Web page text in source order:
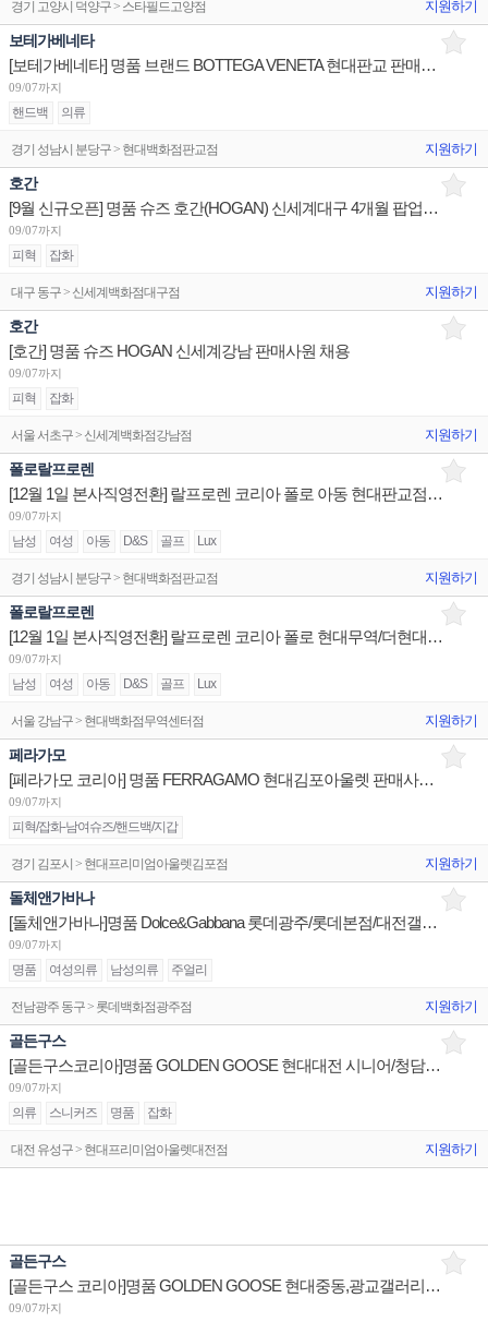
경기 고양시 덕양구 > 스타필드고양점 지원하기
보테가베네타
[보테가베네타] 명품 브랜드 BOTTEGA VENETA 현대판교 판매사원/대구 점장/부산 점장,부점장 채용
09/07까지
핸드백 의류
경기 성남시 분당구 > 현대백화점판교점 지원하기
호간
[9월 신규오픈] 명품 슈즈 호간(HOGAN) 신세계대구 4개월 팝업매장 계약직 판매사원 채용
09/07까지
피혁 잡화
대구 동구 > 신세계백화점대구점 지원하기
호간
[호간] 명품 슈즈 HOGAN 신세계강남 판매사원 채용
09/07까지
피혁 잡화
서울 서초구 > 신세계백화점강남점 지원하기
폴로랄프로렌
[12월 1일 본사직영전환] 랄프로렌 코리아 폴로 아동 현대판교점 점장/부점장/시니어/주니어 채용
09/07까지
남성 여성 아동 D&S 골프 Lux
경기 성남시 분당구 > 현대백화점판교점 지원하기
폴로랄프로렌
[12월 1일 본사직영전환] 랄프로렌 코리아 폴로 현대무역/더현대서울/신세계강남 점장/부점장/시니어/주니어
09/07까지
남성 여성 아동 D&S 골프 Lux
서울 강남구 > 현대백화점무역센터점 지원하기
페라가모
[페라가모 코리아] 명품 FERRAGAMO 현대김포아울렛 판매사원 채용
09/07까지
피혁/잡화-남여슈즈/핸드백/지갑
경기 김포시 > 현대프리미엄아울렛김포점 지원하기
돌체앤가바나
[돌체앤가바나]명품 Dolce&Gabbana 롯데광주/롯데본점/대전갤러리아 판매사원 채용
09/07까지
명품 여성의류 남성의류 주얼리
전남광주 동구 > 롯데백화점광주점 지원하기
골든구스
[골든구스코리아]명품 GOLDEN GOOSE 현대대전 시니어/청담플래그십 슈퍼바이저/더현대서울 판매사원,PT
09/07까지
의류 스니커즈 명품 잡화
대전 유성구 > 현대프리미엄아울렛대전점 지원하기
골든구스
[골든구스 코리아]명품 GOLDEN GOOSE 현대중동,광교갤러리아 장기알바/현대충청 슈퍼바이저,판매사원
09/07까지